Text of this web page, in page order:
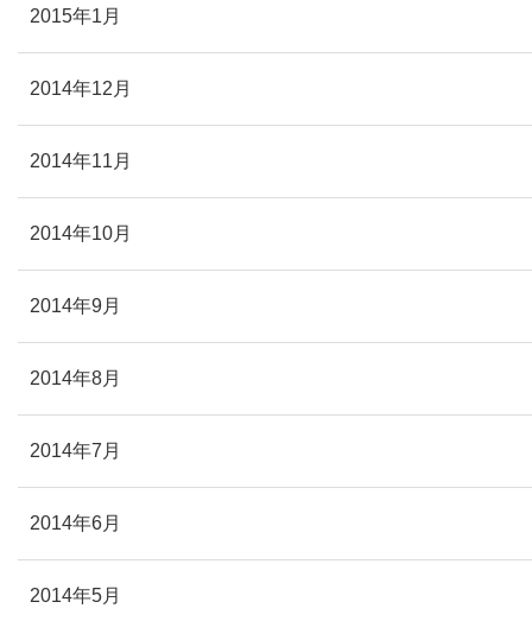
2015年1月
2014年12月
2014年11月
2014年10月
2014年9月
2014年8月
2014年7月
2014年6月
2014年5月